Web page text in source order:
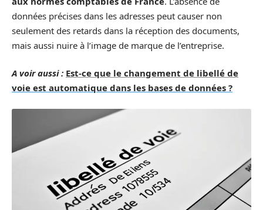
données précises dans les adresses peut causer non
seulement des retards dans la réception des documents,
mais aussi nuire à l’image de marque de l’entreprise.
A voir aussi : Est-ce que le changement de libellé de
voie est automatique dans les bases de données ?